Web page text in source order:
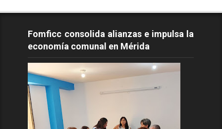
Fomficc consolida alianzas e impulsa la
economía comunal en Mérida